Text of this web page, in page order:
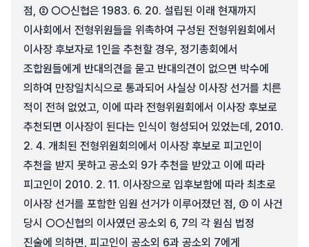
점, ② ○○신협은 1983. 6. 20. 설립된 이래 현재까지
이사회에서 전형위원들을 위촉하여 구성된 전형위원회에서
이사장 후보자로 1인을 추천할 경우, 정기총회에서
조합원들에게 반대의견을 묻고 반대의견이 없으면 박수에
의하여 만장일치식으로 통과되어 사실상 이사장 선거를 치른
적이 전혀 없었고, 이에 따라 전형위원회에서 이사장 후보로
추천되면 이사장이 된다는 인식이 형성되어 있었는데, 2010.
2. 4. 개최된 전형위원회의에서 이사장 후보로 피고인이
추천을 받지 못하고 공소외 9가 추천을 받았고 이에 따라
피고인이 2010. 2. 11. 이사장으로 입후보함에 따라 최초로
이사장 선거를 포함한 임원 선거가 이루어졌던 점, ③ 이 사건
당시 ○○신협의 이사였던 공소외 6, 7의 각 원심 법정
진술에 의하면, 피고인이 공소외 6과 공소외 7에게